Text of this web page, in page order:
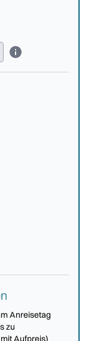
Anreisetag
zu
Aufpreis)